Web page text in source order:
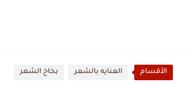
الأقسام العنايه بالشعر بخاخ الشعر